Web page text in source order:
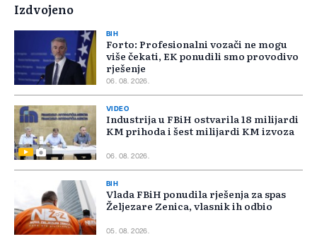
Izdvojeno
BIH
Forto: Profesionalni vozači ne mogu
više čekati, EK ponudili smo provodivo
rješenje
06. 08. 2026.
VIDEO
Industrija u FBiH ostvarila 18 milijardi
KM prihoda i šest milijardi KM izvoza
06. 08. 2026.
BIH
Vlada FBiH ponudila rješenja za spas
Željezare Zenica, vlasnik ih odbio
05. 08. 2026.